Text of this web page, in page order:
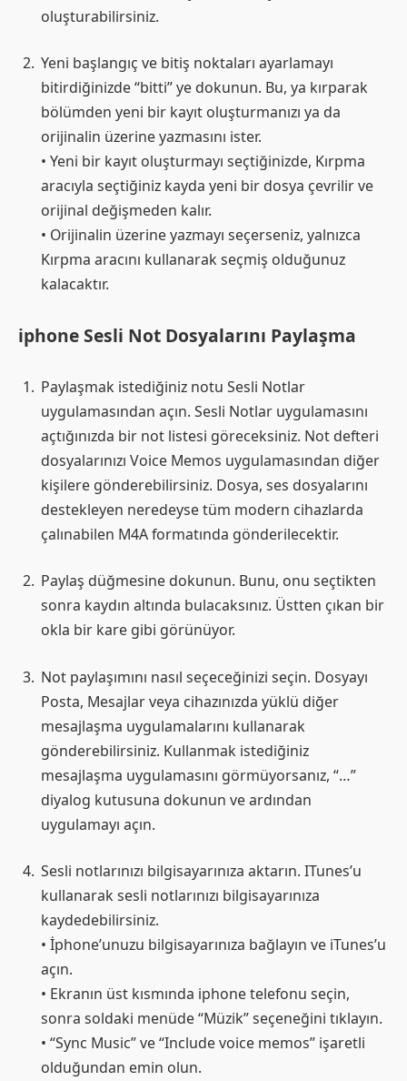
oluşturabilirsiniz.
Yeni başlangıç ve bitiş noktaları ayarlamayı
bitirdiğinizde “bitti” ye dokunun. Bu, ya kırparak
bölümden yeni bir kayıt oluşturmanızı ya da
orijinalin üzerine yazmasını ister.
• Yeni bir kayıt oluşturmayı seçtiğinizde, Kırpma
aracıyla seçtiğiniz kayda yeni bir dosya çevrilir ve
orijinal değişmeden kalır.
• Orijinalin üzerine yazmayı seçerseniz, yalnızca
Kırpma aracını kullanarak seçmiş olduğunuz
kalacaktır.
iphone Sesli Not Dosyalarını Paylaşma
Paylaşmak istediğiniz notu Sesli Notlar
uygulamasından açın. Sesli Notlar uygulamasını
açtığınızda bir not listesi göreceksiniz. Not defteri
dosyalarınızı Voice Memos uygulamasından diğer
kişilere gönderebilirsiniz. Dosya, ses dosyalarını
destekleyen neredeyse tüm modern cihazlarda
çalınabilen M4A formatında gönderilecektir.
Paylaş düğmesine dokunun. Bunu, onu seçtikten
sonra kaydın altında bulacaksınız. Üstten çıkan bir
okla bir kare gibi görünüyor.
Not paylaşımını nasıl seçeceğinizi seçin. Dosyayı
Posta, Mesajlar veya cihazınızda yüklü diğer
mesajlaşma uygulamalarını kullanarak
gönderebilirsiniz. Kullanmak istediğiniz
mesajlaşma uygulamasını görmüyorsanız, “…”
diyalog kutusuna dokunun ve ardından
uygulamayı açın.
Sesli notlarınızı bilgisayarınıza aktarın. ITunes’u
kullanarak sesli notlarınızı bilgisayarınıza
kaydedebilirsiniz.
• İphone’unuzu bilgisayarınıza bağlayın ve iTunes’u
açın.
• Ekranın üst kısmında iphone telefonu seçin,
sonra soldaki menüde “Müzik” seçeneğini tıklayın.
• “Sync Music” ve “Include voice memos” işaretli
olduğundan emin olun.